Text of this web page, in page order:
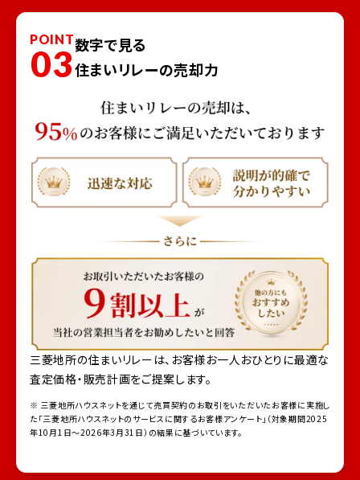
POINT
03数字で見る
住まいリレーの売却力
三菱地所の住まいリレーは、お客様お一人おひとりに最適な
査定価格・販売計画をご提案します。
※ 三菱地所ハウスネットを通じて売買契約のお取引をいただいたお客様に実施し
た「三菱地所ハウスネットのサービスに関するお客様アンケート」（対象期間2025
年10月1日～2026年3月31日）の結果に基づいています。